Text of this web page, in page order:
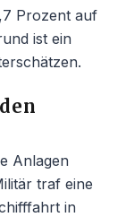
Prozent auf
ist ein
Anlagen
traf eine
in